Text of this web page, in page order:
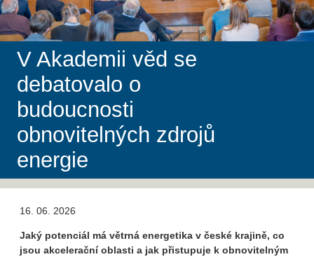
V Akademii věd se
debatovalo o
budoucnosti
obnovitelných zdrojů
energie
16. 06. 2026
Jaký potenciál má větrná energetika v české krajině, co
jsou akcelerační oblasti a jak přistupuje k obnovitelným